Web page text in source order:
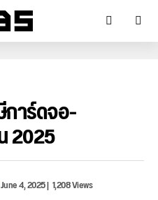
าร์ดจอ-
2025
June 4, 2025| 1,208 Views